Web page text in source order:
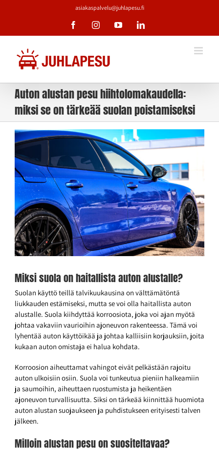
asiakaspalvelu@juhlapesu.fi
FacebookInstagramYouTubeLinkedIn
Auton alustan pesu hiihtolomakaudella:
miksi se on tärkeää suolan poistamiseksi
Katso
kuvaa
isompana
Miksi suola on haitallista auton alustalle?
Suolan käyttö teillä talvikuukausina on välttämätöntä
liukkauden estämiseksi, mutta se voi olla haitallista auton
alustalle. Suola kiihdyttää korroosiota, joka voi ajan myötä
johtaa vakaviin vaurioihin ajoneuvon rakenteessa. Tämä voi
lyhentää auton käyttöikää ja johtaa kalliisiin korjauksiin, joita
kukaan auton omistaja ei halua kohdata.
Korroosion aiheuttamat vahingot eivät pelkästään rajoitu
auton ulkoisiin osiin. Suola voi tunkeutua pieniin halkeamiin
ja saumoihin, aiheuttaen ruostumista ja heikentäen
ajoneuvon turvallisuutta. Siksi on tärkeää kiinnittää huomiota
auton alustan suojaukseen ja puhdistukseen erityisesti talven
jälkeen.
Milloin alustan pesu on suositeltavaa?